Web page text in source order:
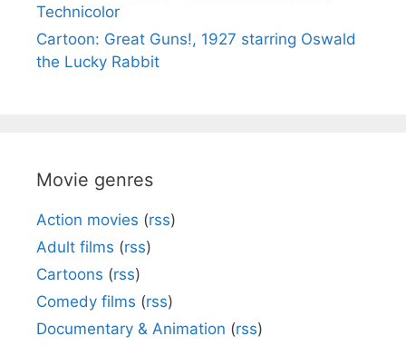
Technicolor
Cartoon: Great Guns!, 1927 starring Oswald
the Lucky Rabbit
Movie genres
Action movies (rss)
Adult films (rss)
Cartoons (rss)
Comedy films (rss)
Documentary & Animation (rss)